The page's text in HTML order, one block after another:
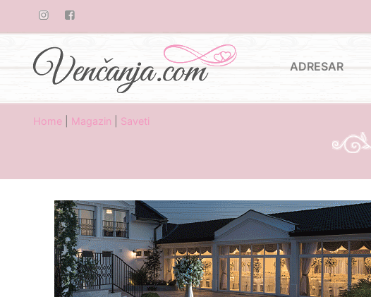
ADRESAR
Home Magazin Saveti